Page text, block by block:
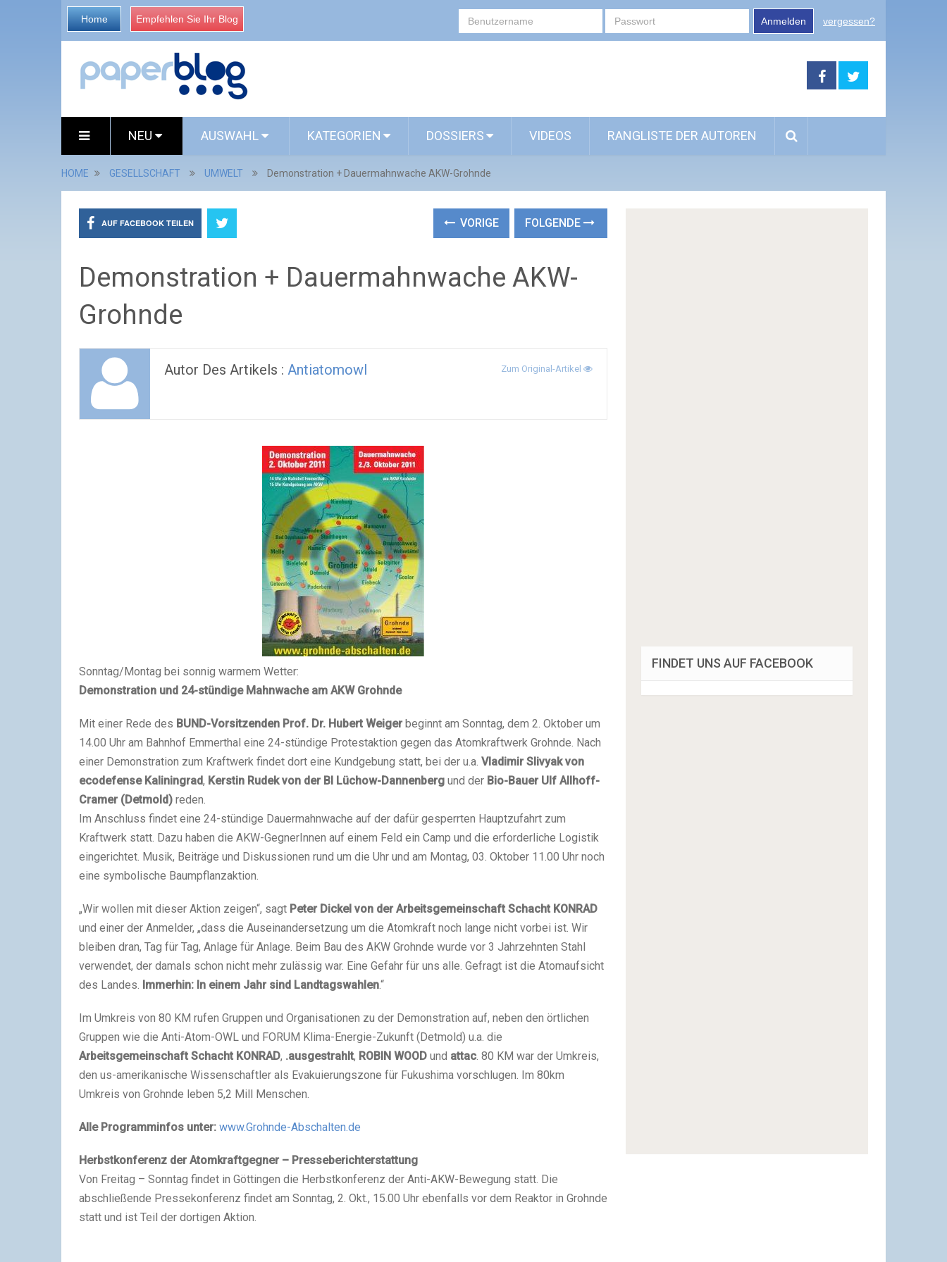
Home Empfehlen Sie Ihr Blog Anmelden vergessen?
NEU AUSWAHL KATEGORIEN DOSSIERS VIDEOS RANGLISTE DER AUTOREN
HOME GESELLSCHAFT UMWELT Demonstration + Dauermahnwache AKW-Grohnde
AUF FACEBOOK TEILEN VORIGE FOLGENDE
Demonstration + Dauermahnwache AKW-
Grohnde
Autor Des Artikels : Antiatomowl Zum Original-Artikel
Sonntag/Montag bei sonnig warmem Wetter:
Demonstration und 24-stündige Mahnwache am AKW Grohnde
Mit einer Rede des BUND-Vorsitzenden Prof. Dr. Hubert Weiger beginnt am Sonntag, dem 2. Oktober um
14.00 Uhr am Bahnhof Emmerthal eine 24-stündige Protestaktion gegen das Atomkraftwerk Grohnde. Nach
einer Demonstration zum Kraftwerk findet dort eine Kundgebung statt, bei der u.a. Vladimir Slivyak von
ecodefense Kaliningrad, Kerstin Rudek von der BI Lüchow-Dannenberg und der Bio-Bauer Ulf Allhoff-
Cramer (Detmold) reden.
Im Anschluss findet eine 24-stündige Dauermahnwache auf der dafür gesperrten Hauptzufahrt zum
Kraftwerk statt. Dazu haben die AKW-GegnerInnen auf einem Feld ein Camp und die erforderliche Logistik
eingerichtet. Musik, Beiträge und Diskussionen rund um die Uhr und am Montag, 03. Oktober 11.00 Uhr noch
eine symbolische Baumpflanzaktion.
„Wir wollen mit dieser Aktion zeigen“, sagt Peter Dickel von der Arbeitsgemeinschaft Schacht KONRAD
und einer der Anmelder, „dass die Auseinandersetzung um die Atomkraft noch lange nicht vorbei ist. Wir
bleiben dran, Tag für Tag, Anlage für Anlage. Beim Bau des AKW Grohnde wurde vor 3 Jahrzehnten Stahl
verwendet, der damals schon nicht mehr zulässig war. Eine Gefahr für uns alle. Gefragt ist die Atomaufsicht
des Landes. Immerhin: In einem Jahr sind Landtagswahlen.“
Im Umkreis von 80 KM rufen Gruppen und Organisationen zu der Demonstration auf, neben den örtlichen
Gruppen wie die Anti-Atom-OWL und FORUM Klima-Energie-Zukunft (Detmold) u.a. die
Arbeitsgemeinschaft Schacht KONRAD, .ausgestrahlt, ROBIN WOOD und attac. 80 KM war der Umkreis,
den us-amerikanische Wissenschaftler als Evakuierungszone für Fukushima vorschlugen. Im 80km
Umkreis von Grohnde leben 5,2 Mill Menschen.
Alle Programminfos unter: www.Grohnde-Abschalten.de
Herbstkonferenz der Atomkraftgegner – Presseberichterstattung
Von Freitag – Sonntag findet in Göttingen die Herbstkonferenz der Anti-AKW-Bewegung statt. Die
abschließende Pressekonferenz findet am Sonntag, 2. Okt., 15.00 Uhr ebenfalls vor dem Reaktor in Grohnde
statt und ist Teil der dortigen Aktion.
FINDET UNS AUF FACEBOOK